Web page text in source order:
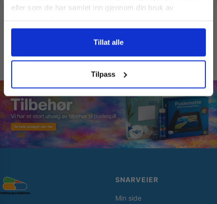
eller som de har samlet inn gjennom din bruk av
Tillat alle
Tilpass
← 1 2
SNARVEIER
Min side
Ja takk, jeg er med
Nei takk! Jeg betaler fullpris